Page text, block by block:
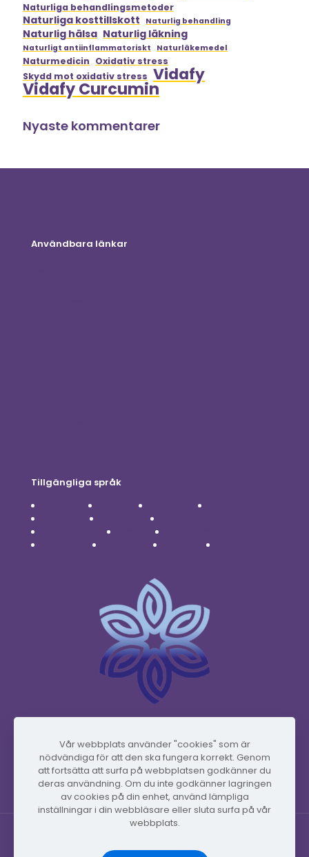
Naturliga behandlingsmetoder
Naturliga kosttillskott Naturlig behandling
Naturlig hälsa Naturlig läkning
Naturligt antiinflammatoriskt Naturläkemedel
Naturmedicin Oxidativ stress
Skydd mot oxidativ stress Vidafy
Vidafy Curcumin
Nyaste kommentarer
Användbara länkar
Tillgängliga språk
www.vidafyglobal.com
Vår webbplats använder "cookies" som är
nödvändiga för att den ska fungera korrekt. Genom
att fortsätta att surfa på webbplatsen godkänner du
deras användning. Om du inte godkänner lagringen
av cookies på din enhet, använd lämpliga
inställningar i din webbläsare eller sluta surfa på vår
webbplats.